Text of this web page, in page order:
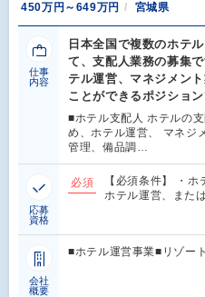
450万円～649万円 宮城県
仕事
内容
日本全国で複数のホテ
て、支配人業務の募集
テル運営、マネジメン
ことができるポジション
■ホテル支配人 ホテルの
め、ホテル運営、 マネジ
管理、備品調…
応募
資格
必須
【必須条件】 ・
ホテル運営、また
会社
概要
■ホテル運営事業■リゾー